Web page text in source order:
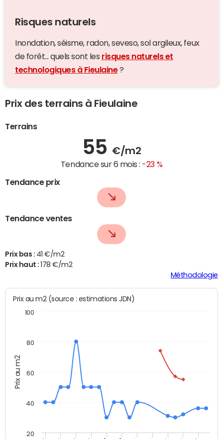
Risques naturels
Inondation, séisme, radon, seveso, sol argileux, feux
de forêt... quels sont les risques naturels et
technologiques à Fieulaine?
Prix des terrains à Fieulaine
Terrains
55 €/m2
Tendance sur 6 mois : -23 %
Tendance prix
Tendance ventes
Prix bas : 41 €/m2
Prix haut : 178 €/m2
Méthodologie
Prix au m2
Prix au m2 (source : estimations JDN)
20
40
60
80
100